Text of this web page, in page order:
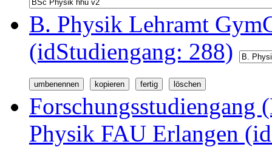
B. Physik Lehramt
(idStudiengang: 288)
Forschungsstudiengang
Physik FAU Erlangen